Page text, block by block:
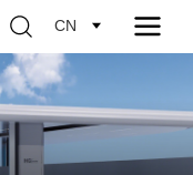
CN